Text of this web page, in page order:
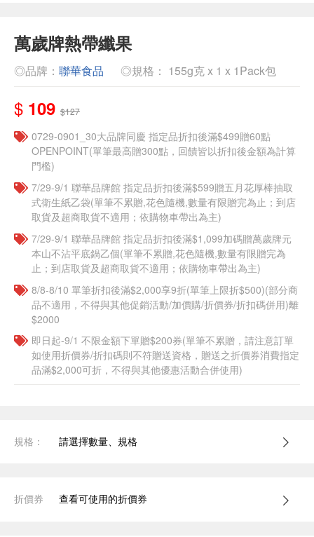
萬歲牌熱帶纖果
◎品牌： 聯華食品 ◎規格： 155g克 x 1 x 1Pack包
$ 109 $127
0729-0901_30大品牌同慶 指定品折扣後滿$499贈60點
OPENPOINT(單筆最高贈300點，回饋皆以折扣後金額為計算
門檻)
7/29-9/1 聯華品牌館 指定品折扣後滿$599贈五月花厚棒抽取
式衛生紙乙袋(單筆不累贈,花色隨機,數量有限贈完為止；到店
取貨及超商取貨不適用；依購物車帶出為主)​​
7/29-9/1 聯華品牌館 指定品折扣後滿$1,099加碼贈萬歲牌元
本山不沾平底鍋乙個(單筆不累贈,花色隨機,數量有限贈完為
止；到店取貨及超商取貨不適用；依購物車帶出為主)​​
8/8-8/10 單筆折扣後滿$2,000享9折(單筆上限折$500)(部分商
品不適用，不得與其他促銷活動/加價購/折價券/折扣碼併用)離
$2000
即日起-9/1 不限金額下單贈$200券(單筆不累贈，請注意訂單
如使用折價券/折扣碼則不符贈送資格，贈送之折價券消費指定
品滿$2,000可折，不得與其他優惠活動合併使用)
規格： 請選擇數量、規格
折價券 查看可使用的折價券